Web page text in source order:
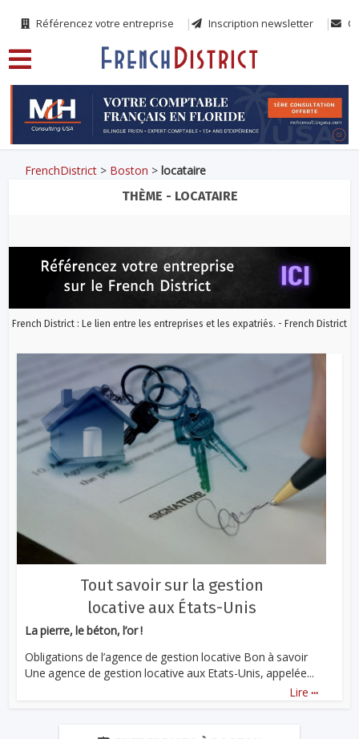
Référencez votre entreprise Inscription newsletter
FrenchDistrict > Boston >locataire
THÈME - LOCATAIRE
French District : Le lien entre les entreprises et les expatriés. - French District
Tout savoir sur la gestion
locative aux États-Unis
La pierre, le béton, l’or !
Obligations de l’agence de gestion locative Bon à savoir
Une agence de gestion locative aux Etats-Unis, appelée...
Lire ...